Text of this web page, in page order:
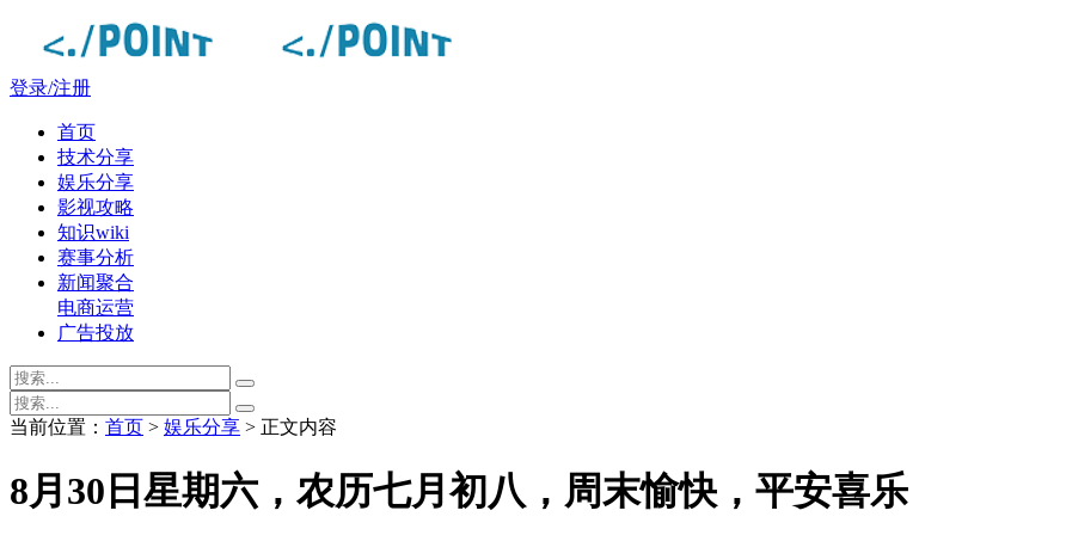
登录/注册
首页
技术分享
娱乐分享
影视攻略
知识wiki
赛事分析
新闻聚合
电商运营
广告投放
当前位置： 首页 > 娱乐分享 > 正文内容
8月30日星期六，农历七月初八，周末愉快，平安喜乐